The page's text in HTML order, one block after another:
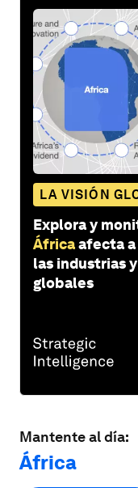
LA VISIÓN
Explora y
Áfricaafecta a
las industrias
globales
Mantente al día:
África